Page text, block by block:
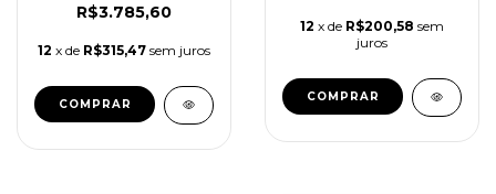
R$3.785,60
12 x de R$315,47 sem juros
12 x de R$200,58 sem
juros